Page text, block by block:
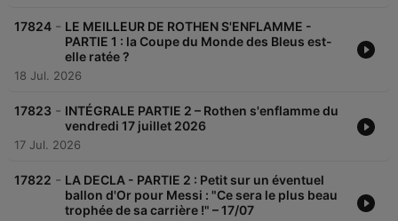
17824 - LE MEILLEUR DE ROTHEN S'ENFLAMME -
PARTIE 1 : la Coupe du Monde des Bleus est-
elle ratée ?
18 Jul. 2026
17823 - INTÉGRALE PARTIE 2 – Rothen s'enflamme du
vendredi 17 juillet 2026
17 Jul. 2026
17822 - LA DECLA - PARTIE 2 : Petit sur un éventuel
ballon d'Or pour Messi : "Ce sera le plus beau
trophée de sa carrière !" – 17/07